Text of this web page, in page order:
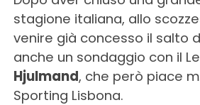
stagione italiana, allo
venire già concesso il salto
anche un sondaggio con il
Hjulmand, che però piace
Sporting Lisbona.